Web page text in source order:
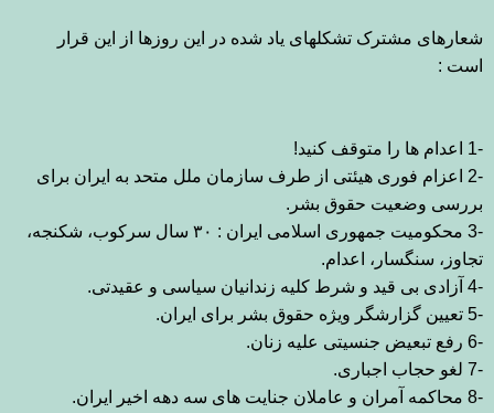
شعارهای مشترک تشکلهای یاد شده در این روزها از این قرار
است :
-1 اعدام ها را متوقف کنید!
-2
اعزام فوری هیئتی از طرف سازمان ملل متحد به ایران برای
بررسی وضعیت حقوق بشر .
-3
محکومیت جمهوری اسلامی ایران : ۳۰ سال سرکوب، شکنجه،
تجاوز، سنگسار، اعدام.
-4
آزادی بی قید و شرط کلیه زندانیان سیاسی و عقیدتی.
-5
تعیین گزارشگر ویژه حقوق بشر برای ایران.
-6
رفع تبعیض جنسیتی علیه زنان.
-7
لغو حجاب اجباری.
-8
محاکمه آمران و عاملان جنایت های سه دهه اخیر ایران.